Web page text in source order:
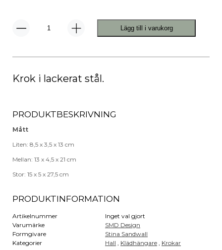
Y-
Lägg till i varukorg
Krok i lackerat stål.
PRODUKTBESKRIVNING
Mått
Liten: 8,5 x 3,5 x 13 cm
Mellan: 13 x 4,5 x 21 cm
Stor: 15 x 5 x 27,5 cm
PRODUKTINFORMATION
Artikelnummer
Inget val gjort
Varumärke
SMD Design
Formgivare
Stina Sandwall
Kategorier
Hall Klädhängare Krokar